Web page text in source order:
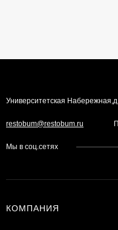
Университетская
restobum@restobum.ru
Мы в соц.сетях
КОМПАНИЯ